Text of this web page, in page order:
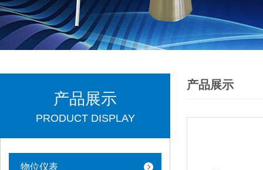
产品展示
PRODUCT DISPLAY
物位仪表
产品展示